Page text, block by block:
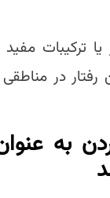
ترکیبات
در
به